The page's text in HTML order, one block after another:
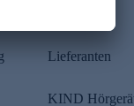
Lieferanten
KIND